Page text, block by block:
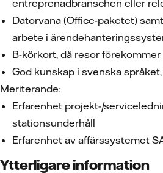
entreprenadbranschen eller
Datorvana (Office-paketet)
arbete i
B-körkort, då resor
God kunskap i svenska
Meriterande:
Erfarenhet projekt-/
stationsunderhåll
Erfarenhet av affärssystemet
Ytterligare information